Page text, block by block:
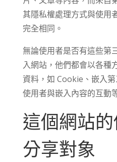
其隱私權處理方式與使用
完全相同。
無論使用者是否有這些第
入網站，他們都會以各種
資料，如 Cookie、嵌入
使用者與嵌入內容的互動
這個網站
分享對象